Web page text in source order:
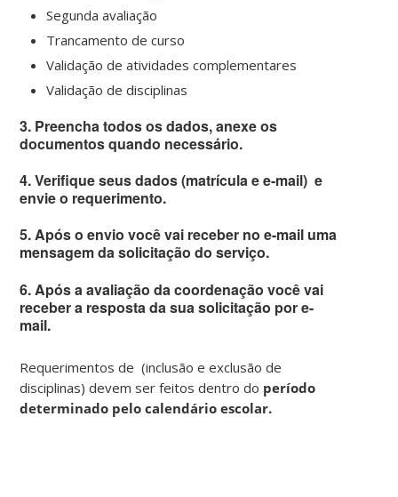
Segunda avaliação
Trancamento de curso
Validação de atividades complementares
Validação de disciplinas
3. Preencha todos os dados, anexe os
documentos quando necessário.
4. Verifique seus dados (matrícula e e-mail) e
envie o requerimento.
5. Após o envio você vai receber no e-mail uma
mensagem da solicitação do serviço.
6. Após a avaliação da coordenação você vai
receber a resposta da sua solicitação por e-
mail.
Requerimentos de (inclusão e exclusão de
disciplinas) devem ser feitos dentro do período
determinado pelo calendário escolar.